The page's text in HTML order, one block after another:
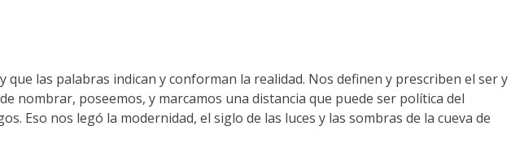
las palabras indican y conforman la realidad. Nos definen y prescriben el ser y
nombrar, poseemos, y marcamos una distancia que puede ser política del
Eso nos legó la modernidad, el siglo de las luces y las sombras de la cueva de